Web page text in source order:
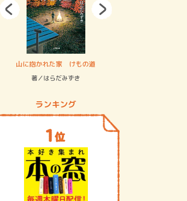
山に抱かれた家 けもの道
著／はらだみずき
ランキング